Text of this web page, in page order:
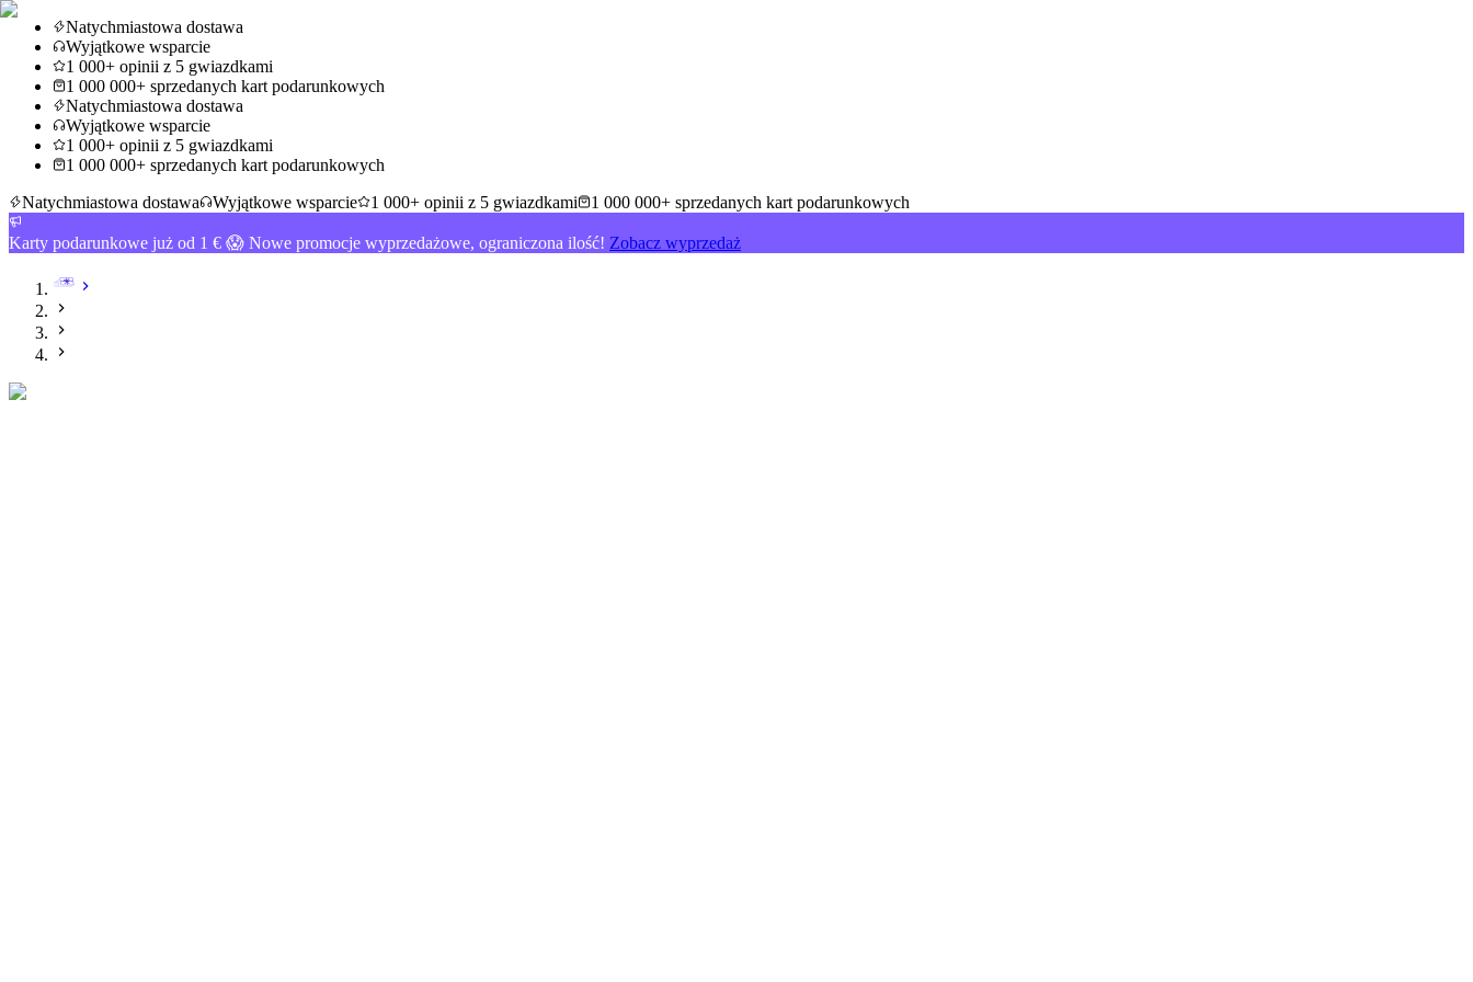
Natychmiastowa dostawa
Wyjątkowe wsparcie
1 000+ opinii z 5 gwiazdkami
1 000 000+ sprzedanych kart podarunkowych
Natychmiastowa dostawa
Wyjątkowe wsparcie
1 000+ opinii z 5 gwiazdkami
1 000 000+ sprzedanych kart podarunkowych
Natychmiastowa dostawa
Wyjątkowe wsparcie 1 000+ opinii z 5 gwiazdkami 1 000 000+ sprzedanych kart podarunkowych
Karty podarunkowe już od 1 € 😱 Nowe promocje wyprzedażowe, ograniczona ilość! Zobacz wyprzedaż